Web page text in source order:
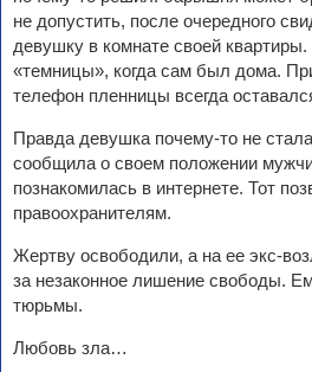
не допустить, после очередного
девушку в комнате своей
«темницы», когда сам был дома.
телефон пленницы всегда
Правда девушка почему-то не
сообщила о своем положении
познакомилась в интернете. Тот
правоохранителям.
Жертву освободили, а на ее экс-
за незаконное лишение свободы.
тюрьмы.
Любовь зла…